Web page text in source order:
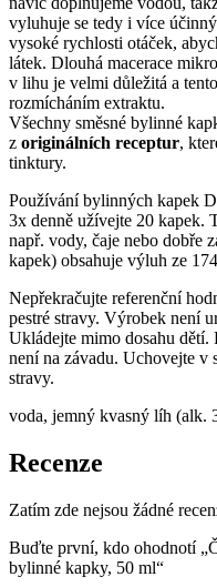
vyluhuje se tedy i více
vysoké rychlosti otáček,
látek. Dlouhá macerace
v lihu je velmi důležitá a
rozmícháním extraktu.
Všechny směsné bylinné
z originálních receptur,
tinktury.
Používání bylinných kapek
3x denně užívejte 20 kapek.
např. vody, čaje nebo dobře
kapek) obsahuje výluh ze
Nepřekračujte referenční
pestré stravy. Výrobek není
Ukládejte mimo dosahu dětí.
není na závadu. Uchovejte v
stravy.
voda, jemný kvasný líh (alk.
Recenze
Zatím zde nejsou žádné
Buďte první, kdo ohodnotí
bylinné kapky, 50 ml“